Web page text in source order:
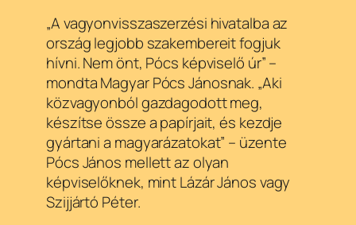
„A vagyonvisszaszerzési hivatalba az
ország legjobb szakembereit fogjuk
hívni. Nem önt, Pócs képviselő úr” –
mondta Magyar Pócs Jánosnak. „Aki
közvagyonból gazdagodott meg,
készítse össze a papírjait, és kezdje
gyártani a magyarázatokat” – üzente
Pócs János mellett az olyan
képviselőknek, mint Lázár János vagy
Szijjártó Péter.